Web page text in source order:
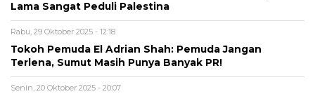
Lama Sangat Peduli Palestina
Rabu, 29 Oktober 2025 - 12:18
Tokoh Pemuda El Adrian Shah: Pemuda Jangan
Terlena, Sumut Masih Punya Banyak PR!
Senin, 20 Oktober 2025 - 20:07